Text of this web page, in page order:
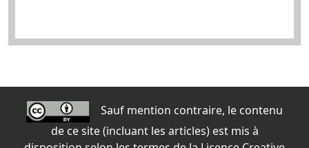
Sauf mention contraire, le contenu
de ce site (incluant les articles) est mis à